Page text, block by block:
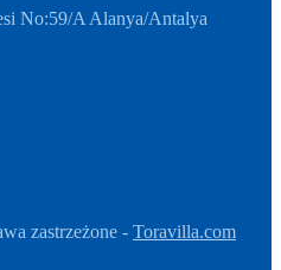
No:59/A Alanya/Antalya
zastrzeżone - Toravilla.com